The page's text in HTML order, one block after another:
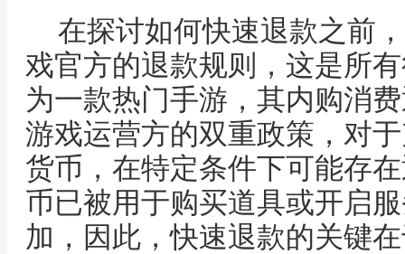
在探讨如何快速退款之前
戏官方的退款规则，这是所
为一款热门手游，其内购消
游戏运营方的双重政策，对
货币，在特定条件下可能存
币已被用于购买道具或开启
加，因此，快速退款的关键